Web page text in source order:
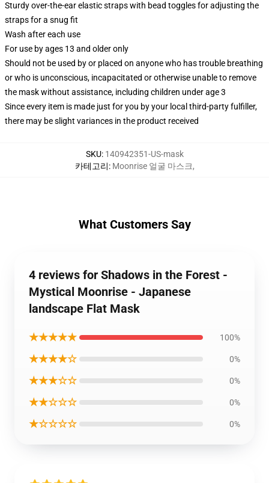
Sturdy over-the-ear elastic straps with bead toggles for adjusting the
straps for a snug fit
Wash after each use
For use by ages 13 and older only
Should not be used by or placed on anyone who has trouble breathing
or who is unconscious, incapacitated or otherwise unable to remove
the mask without assistance, including children under age 3
Since every item is made just for you by your local third-party fulfiller,
there may be slight variances in the product received
SKU: 140942351-US-mask
카테고리: Moonrise 얼굴 마스크,
What Customers Say
4 reviews for Shadows in the Forest -
Mystical Moonrise - Japanese
landscape Flat Mask
★★★★★ 100%
★★★★☆ 0%
★★★☆☆ 0%
★★☆☆☆ 0%
★☆☆☆☆ 0%